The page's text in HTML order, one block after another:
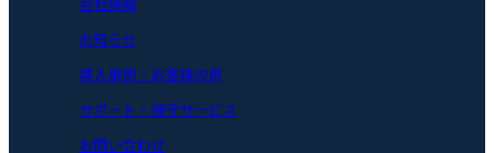
お知らせ
導入事例・お客様の声
サポート・保守サービス
お問い合わせ